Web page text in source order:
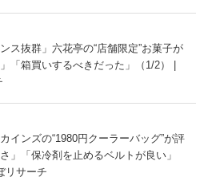
ス抜群」六花亭の“店舗限定”お菓子が
「箱買いするべきだった」（1/2） |
インズの“1980円クーラーバッグ”が評
「保冷剤を止めるベルトが良い」
リサーチ